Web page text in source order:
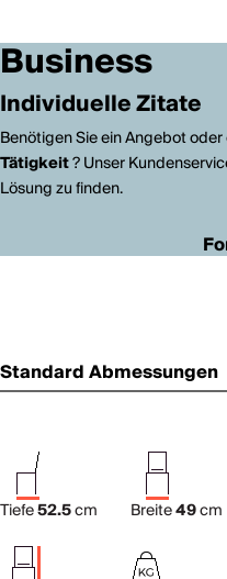
Business
Individuelle Zitate
Benötigen Sie ein Angebot
Tätigkeit? Unser
Lösung zu finden.
Standard Abmessungen
Tiefe52.5cm Breite49cm